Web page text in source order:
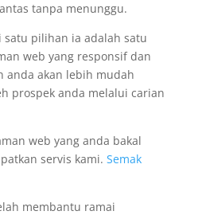
tanpa menunggu.
satu pilihan ia adalah satu
web yang responsif dan
anda akan lebih mudah
prospek anda melalui carian
web yang anda bakal
servis kami. Semak
membantu ramai